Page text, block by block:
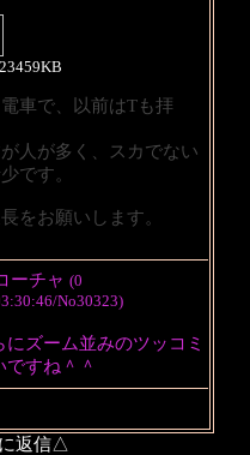
23459KB
車で、以前はTも拝
人が多く、スカでない
です。
をお願いします。
ーチャ (0
No30323)
ズーム並みのツッコミ
ですね＾＾
返信△